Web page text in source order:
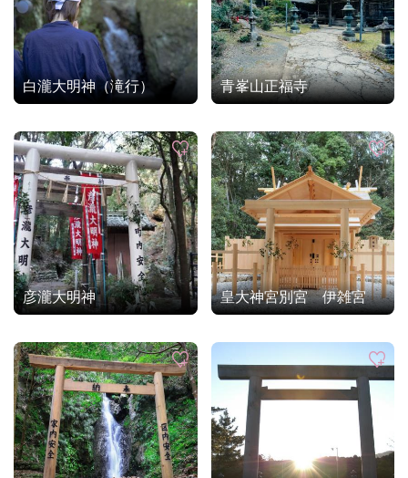
白瀧大明神（滝行） 青峯山正福寺
彦瀧大明神 皇大神宮別宮 伊雑宮